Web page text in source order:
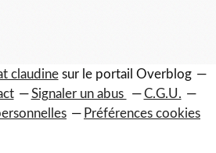
claudinesur le portail Overblog
Signaler un abus
C.G.U.
Préférences cookies